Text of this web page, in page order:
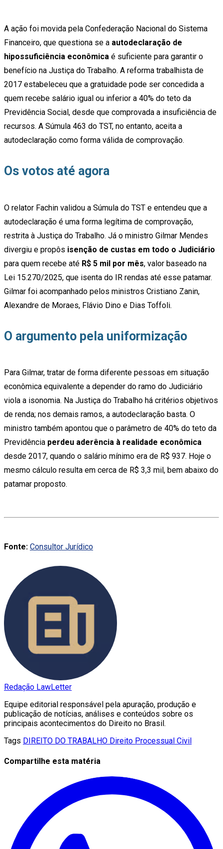
A ação foi movida pela Confederação Nacional do Sistema
Financeiro, que questiona se a autodeclaração de
hipossuficiência econômica é suficiente para garantir o
benefício na Justiça do Trabalho. A reforma trabalhista de
2017 estabeleceu que a gratuidade pode ser concedida a
quem recebe salário igual ou inferior a 40% do teto da
Previdência Social, desde que comprovada a insuficiência de
recursos. A Súmula 463 do TST, no entanto, aceita a
autodeclaração como forma válida de comprovação.
Os votos até agora
O relator Fachin validou a Súmula do TST e entendeu que a
autodeclaração é uma forma legítima de comprovação,
restrita à Justiça do Trabalho. Já o ministro Gilmar Mendes
divergiu e propôs isenção de custas em todo o Judiciário
para quem recebe até R$ 5 mil por mês, valor baseado na
Lei 15.270/2025, que isenta do IR rendas até esse patamar.
Gilmar foi acompanhado pelos ministros Cristiano Zanin,
Alexandre de Moraes, Flávio Dino e Dias Toffoli.
O argumento pela uniformização
Para Gilmar, tratar de forma diferente pessoas em situação
econômica equivalente a depender do ramo do Judiciário
viola a isonomia. Na Justiça do Trabalho há critérios objetivos
de renda; nos demais ramos, a autodeclaração basta. O
ministro também apontou que o parâmetro de 40% do teto da
Previdência perdeu aderência à realidade econômica
desde 2017, quando o salário mínimo era de R$ 937. Hoje o
mesmo cálculo resulta em cerca de R$ 3,3 mil, bem abaixo do
patamar proposto.
Fonte: Consultor Jurídico
Redação LawLetter
Equipe editorial responsável pela apuração, produção e
publicação de notícias, análises e conteúdos sobre os
principais acontecimentos do Direito no Brasil.
Tags DIREITO DO TRABALHO Direito Processual Civil
Compartilhe esta matéria